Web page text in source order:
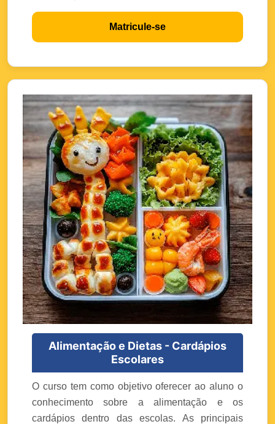
Matricule-se
Alimentação e Dietas - Cardápios
Escolares
O curso tem como objetivo oferecer ao aluno o
conhecimento sobre a alimentação e os
cardápios dentro das escolas. As principais